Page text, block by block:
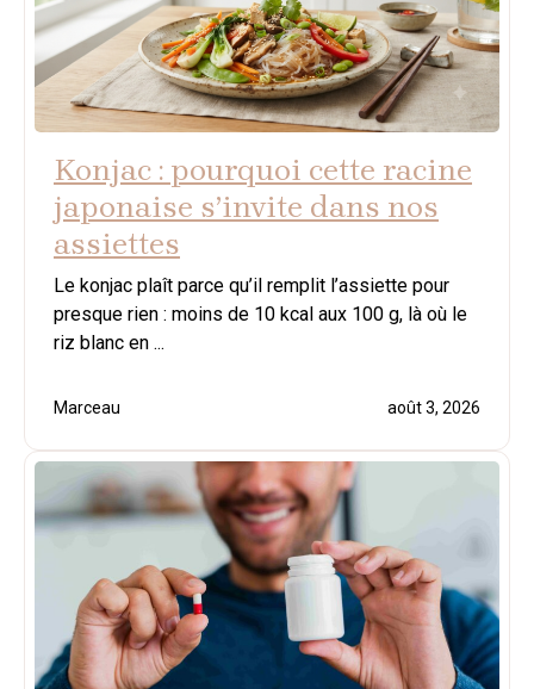
Konjac : pourquoi cette racine
japonaise s’invite dans nos
assiettes
Le konjac plaît parce qu’il remplit l’assiette pour
presque rien : moins de 10 kcal aux 100 g, là où le
riz blanc en ...
Marceau août 3, 2026